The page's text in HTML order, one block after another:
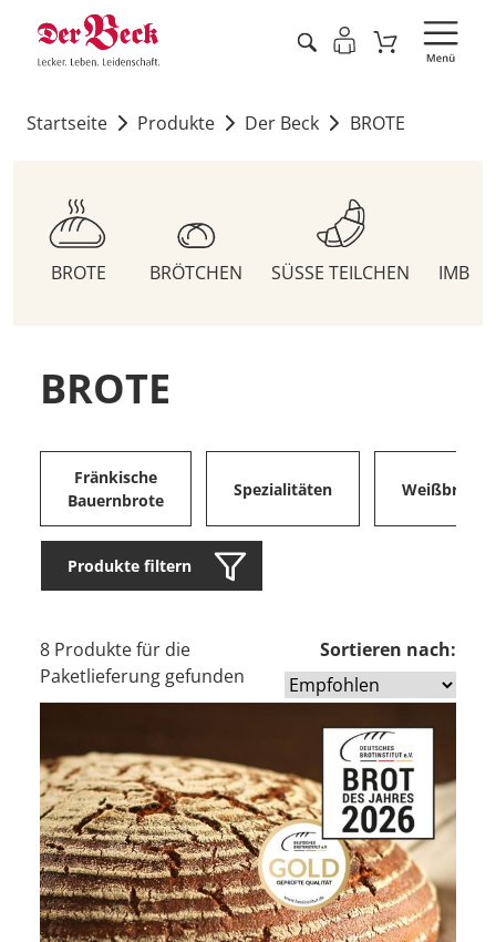
Startseite Produkte Der Beck BROTE
BROTE BRÖTCHEN SÜSSE TEILCHEN
BROTE
Fränkische
Bauernbrote
Spezialitäten Weißbrote
Produkte filtern
8 Produkte für die
Paketlieferung gefunden
Sortieren nach: